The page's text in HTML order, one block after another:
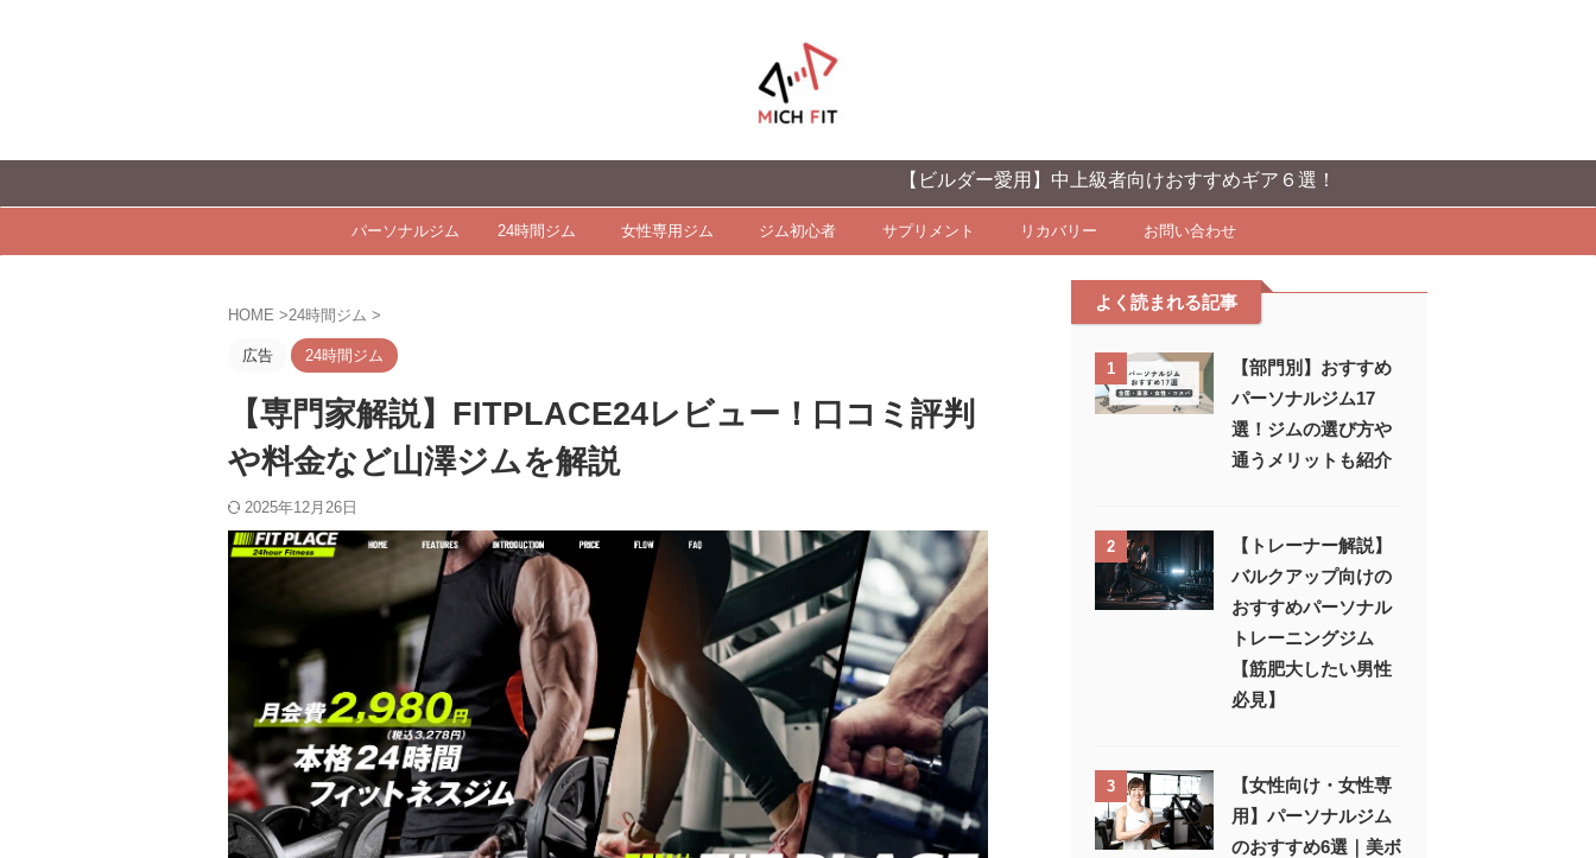
【ビルダー愛用】中上級者向けおすすめギア６選！
パーソナルジム 24時間ジム 女性専用ジム ジム初心者 サプリメント リカバリー お問い合わせ
HOME >24時間ジム >
広告 24時間ジム
【専門家解説】FITPLACE24レビュー！口コミ評判
や料金など山澤ジムを解説
2025年12月26日
よく読まれる記事
1
【部門別】おすすめ
パーソナルジム17
選！ジムの選び方や
通うメリットも紹介
2
【トレーナー解説】
バルクアップ向けの
おすすめパーソナル
トレーニングジム
【筋肥大したい男性
必見】
3
【女性向け・女性専
用】パーソナルジム
のおすすめ6選｜美ボ